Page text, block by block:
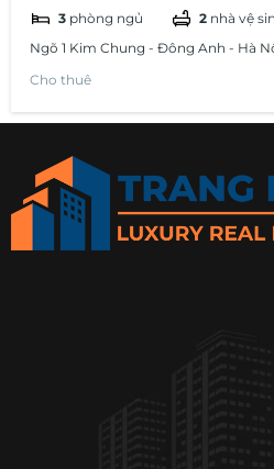
3 phòng ngủ 2 nhà vệ
Ngõ 1 Kim Chung - Đông Anh - Hà
Cho thuê